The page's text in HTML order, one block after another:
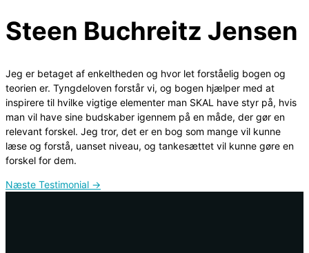
Steen Buchreitz Jensen
Jeg er betaget af enkeltheden og hvor let forståelig bogen og
teorien er. Tyngdeloven forstår vi, og bogen hjælper med at
inspirere til hvilke vigtige elementer man SKAL have styr på, hvis
man vil have sine budskaber igennem på en måde, der gør en
relevant forskel. Jeg tror, det er en bog som mange vil kunne
læse og forstå, uanset niveau, og tankesættet vil kunne gøre en
forskel for dem.
Næste Testimonial →